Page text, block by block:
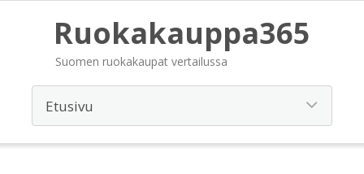
Ruokakauppa365
Suomen ruokakaupat vertailussa